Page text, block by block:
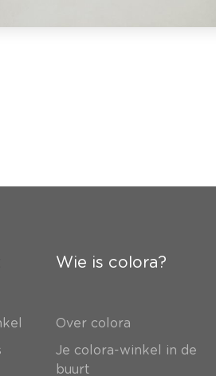
Wie is colora?
Over colora
Je colora-winkel in de
buurt